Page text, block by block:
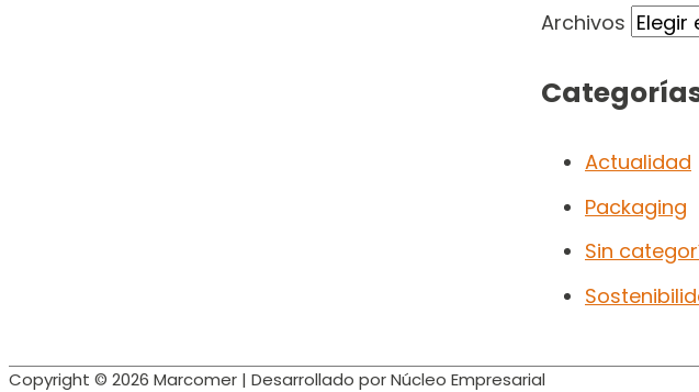
Archivos
Actualidad
Packaging
Sin
Copyright © 2026 Marcomer | Desarrollado por Núcleo Empresarial